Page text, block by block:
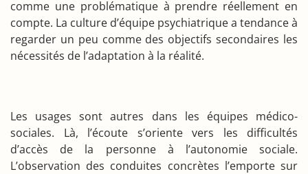
comme une problématique à prendre réellement en
compte. La culture d’équipe psychiatrique a tendance à
regarder un peu comme des objectifs secondaires les
nécessités de l’adaptation à la réalité.
Les usages sont autres dans les équipes médico-
sociales. Là, l’écoute s’oriente vers les difficultés
d’accès de la personne à l’autonomie sociale.
L’observation des conduites concrètes l’emporte sur